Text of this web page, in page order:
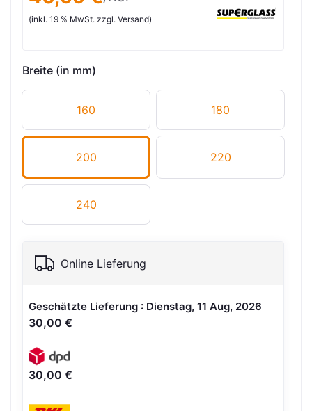
(inkl. 19 % MwSt. zzgl. Versand)
Breite (in mm)
160 180
200 220
240
Online Lieferung
Geschätzte Lieferung : Dienstag, 11 Aug, 2026
30,00 €
30,00 €